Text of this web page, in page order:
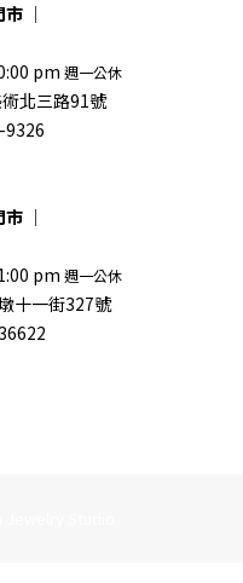
市 ｜
pm 週一公休
術北三路91號
9326
市 ｜
pm 週一公休
十一街327號